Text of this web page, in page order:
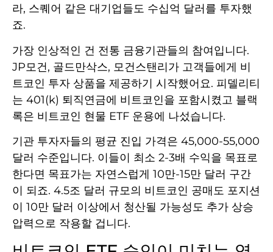
라, 스퀘어 같은 대기업들도 수십억 달러를 투자했
죠.
가장 인상적인 건 전통 금융기관들의 참여입니다.
JP모건, 골드만삭스, 모건스탠리가 고객들에게 비
트코인 투자 상품을 제공하기 시작했어요. 피델리티
는 401(k) 퇴직연금에 비트코인을 포함시켰고 블랙
록은 비트코인 현물 ETF 운용에 나섰습니다.
기관 투자자들의 평균 진입 가격은 45,000-55,000
달러 수준입니다. 이들이 최소 2-3배 수익을 목표로
한다면 목표가는 자연스럽게 10만-15만 달러 구간
이 되죠. 4.5조 달러 규모의 비트코인 공매도 포지션
이 10만 달러 이상에서 청산될 가능성도 추가 상승
압력으로 작용할 겁니다.